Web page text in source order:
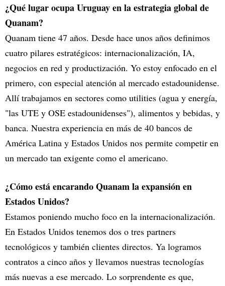
¿Qué lugar ocupa Uruguay en la estrategia global de
Quanam?
Quanam tiene 47 años. Desde hace unos años definimos
cuatro pilares estratégicos: internacionalización, IA,
negocios en red y productización. Yo estoy enfocado en el
primero, con especial atención al mercado estadounidense.
Allí trabajamos en sectores como utilities (agua y energía,
"las UTE y OSE estadounidenses"), alimentos y bebidas, y
banca. Nuestra experiencia en más de 40 bancos de
América Latina y Estados Unidos nos permite competir en
un mercado tan exigente como el americano.
¿Cómo está encarando Quanam la expansión en
Estados Unidos?
Estamos poniendo mucho foco en la internacionalización.
En Estados Unidos tenemos dos o tres partners
tecnológicos y también clientes directos. Ya logramos
contratos a cinco años y llevamos nuestras tecnologías
más nuevas a ese mercado. Lo sorprendente es que,